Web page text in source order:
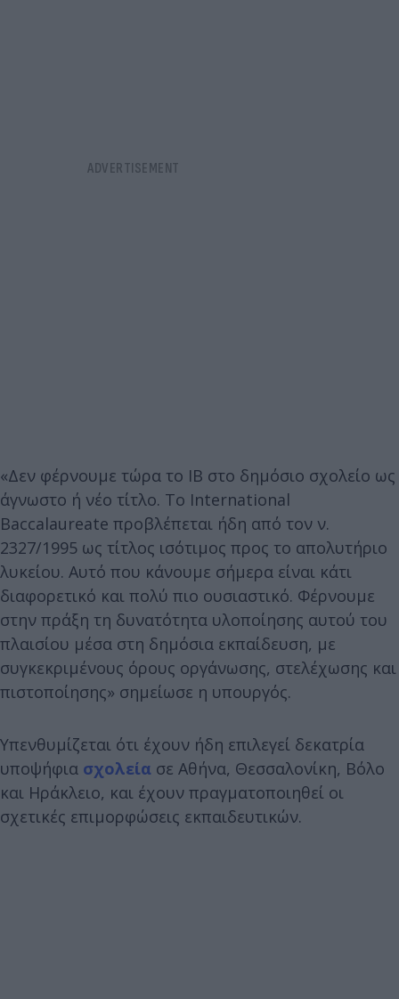
«Δεν φέρνουμε τώρα το ΙΒ στο δημόσιο σχολείο ως
άγνωστο ή νέο τίτλο. Το International
Baccalaureate προβλέπεται ήδη από τον ν.
2327/1995 ως τίτλος ισότιμος προς το απολυτήριο
λυκείου. Αυτό που κάνουμε σήμερα είναι κάτι
διαφορετικό και πολύ πιο ουσιαστικό. Φέρνουμε
στην πράξη τη δυνατότητα υλοποίησης αυτού του
πλαισίου μέσα στη δημόσια εκπαίδευση, με
συγκεκριμένους όρους οργάνωσης, στελέχωσης και
πιστοποίησης» σημείωσε η υπουργός.
Υπενθυμίζεται ότι έχουν ήδη επιλεγεί δεκατρία
υποψήφια σχολεία σε Αθήνα, Θεσσαλονίκη, Βόλο
και Ηράκλειο, και έχουν πραγματοποιηθεί οι
σχετικές επιμορφώσεις εκπαιδευτικών.